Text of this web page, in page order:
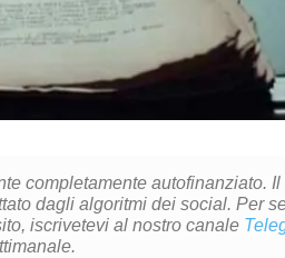
completamente autofinanziato. Il
dagli algoritmi dei social. Per
iscrivetevi al nostro canale